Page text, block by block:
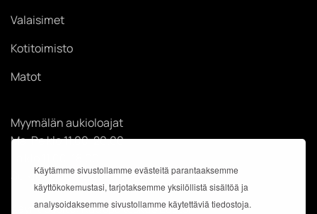
Käytämme sivustollamme evästeitä parantaaksemme
käyttökokemustasi, tarjotaksemme yksilöllistä sisältöä ja
analysoidaksemme sivustollamme käytettäviä tiedostoja.
Valaisimet
Kotitoimisto
Matot
Myymälän aukioloajat
Ma-Pe klo 11.00-20.00
Su klo 12.00-18.00
Käyntiosoite: Kauppakeskus Easton